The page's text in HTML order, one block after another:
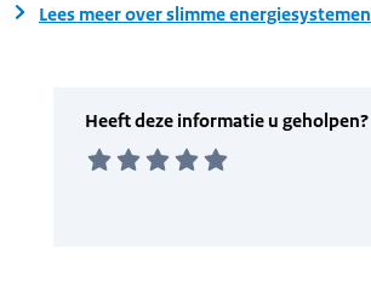
Lees meer over slimme energiesystemen